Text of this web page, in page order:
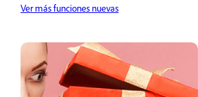
Ver más funciones nuevas